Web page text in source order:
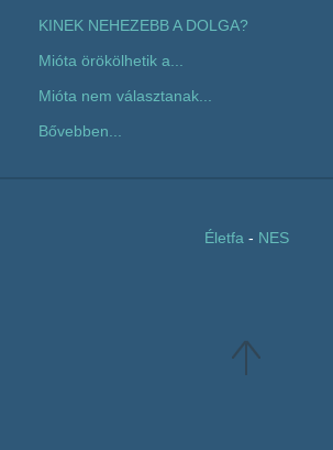
KINEK NEHEZEBB A DOLGA?
Mióta örökölhetik a...
Mióta nem választanak...
Bővebben...
Életfa - NES